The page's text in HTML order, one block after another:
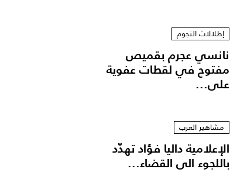
إطلالات النجوم
نانسي عجرم بقميص
مفتوح في لقطات عفوية
على...
مشاهير العرب
الإعلامية داليا فؤاد تهدّد
باللجوء الى القضاء...